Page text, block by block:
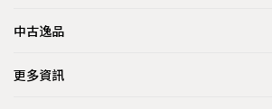
中古逸品
更多資訊